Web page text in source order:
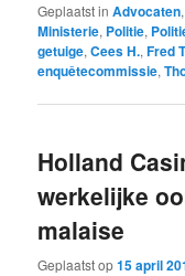
Geplaatst in Advocaten
Ministerie, Politie,
getuige,Cees H.,Fred
enquêtecommissie,
Holland
werkelijke
malaise
Geplaatst op15 april